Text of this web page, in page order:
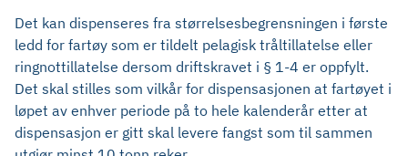
Det kan dispenseres fra størrelsesbegrensningen i første
ledd for fartøy som er tildelt pelagisk tråltillatelse eller
ringnottillatelse dersom driftskravet i § 1-4 er oppfylt.
Det skal stilles som vilkår for dispensasjonen at fartøyet i
løpet av enhver periode på to hele kalenderår etter at
dispensasjon er gitt skal levere fangst som til sammen